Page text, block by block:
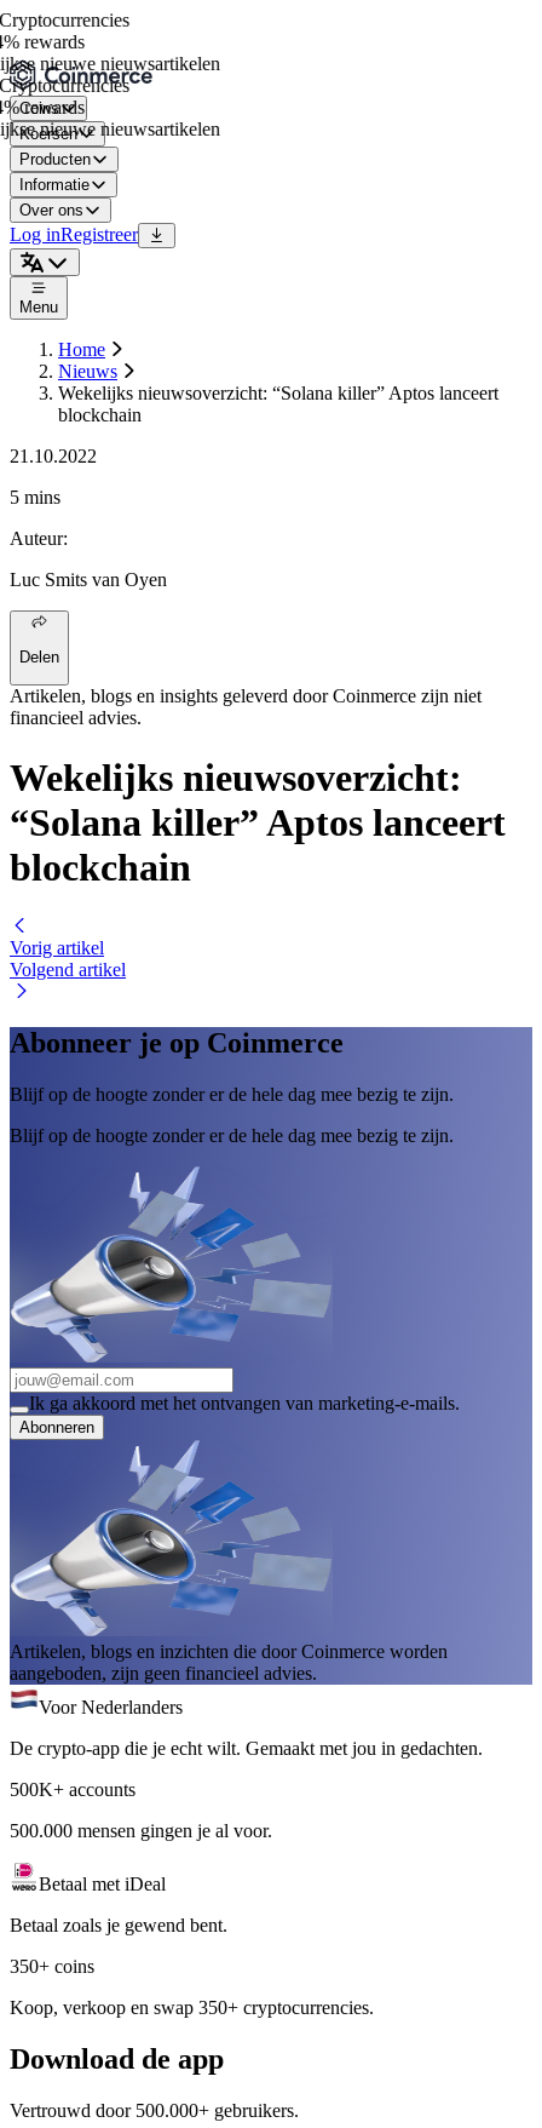
rewards
nieuwe nieuwsartikelen
rewards
nieuwe nieuwsartikelen
Coins
Koersen
Producten
Informatie
Over ons
Log inRegistreer
Menu
Home
Nieuws
Wekelijks nieuwsoverzicht: “Solana killer” Aptos lanceert
blockchain
21.10.2022
5 mins
Auteur:
Luc Smits van Oyen
Delen
Artikelen, blogs en insights geleverd door Coinmerce zijn niet
financieel advies.
Wekelijks nieuwsoverzicht:
“Solana killer” Aptos lanceert
blockchain
Vorig artikel
Volgend artikel
Abonneer je op Coinmerce
Blijf op de hoogte zonder er de hele dag mee bezig te zijn.
Blijf op de hoogte zonder er de hele dag mee bezig te zijn.
Ik ga akkoord met het ontvangen van marketing-e-mails.
Abonneren
Artikelen, blogs en inzichten die door Coinmerce worden
aangeboden, zijn geen financieel advies.
Voor Nederlanders
De crypto-app die je echt wilt. Gemaakt met jou in gedachten.
500K+ accounts
500.000 mensen gingen je al voor.
Betaal met iDeal
Betaal zoals je gewend bent.
350+ coins
Koop, verkoop en swap 350+ cryptocurrencies.
Download de app
Vertrouwd door 500.000+ gebruikers.